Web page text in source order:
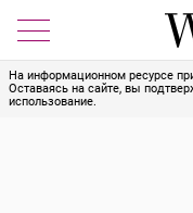
На информационном ресурсе
Оставаясь на сайте, вы
использование.